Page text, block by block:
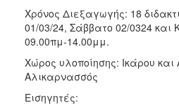
Χρόνος Διεξαγωγής: 18
01/03/24, Σάββατο 02/0324 και
09.00πμ-14.00μμ.
Χώρος υλοποίησης: Ικάρου
Αλικαρνασσός
Εισηγητές: